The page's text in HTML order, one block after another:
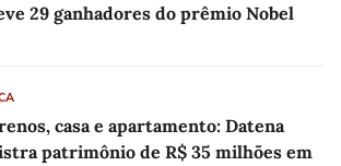
29 ganhadores do prêmio Nobel
casa e apartamento: Datena
patrimônio de R$ 35 milhões em